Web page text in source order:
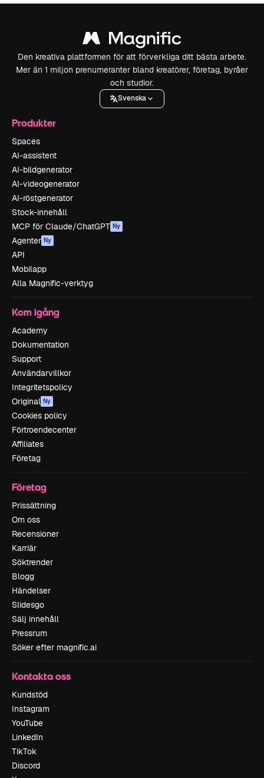
Den kreativa plattformen för att förverkliga ditt bästa arbete.
Mer än 1 miljon prenumeranter bland kreatörer, företag, byråer
och studior.
Svenska
Produkter
Spaces
AI-assistent
AI-bildgenerator
AI-videogenerator
AI-röstgenerator
Stock-innehåll
MCP för Claude/ChatGPT Ny
Agenter Ny
API
Mobilapp
Alla Magnific-verktyg
Kom igång
Academy
Dokumentation
Support
Användarvillkor
Integritetspolicy
Original Ny
Cookies policy
Förtroendecenter
Affiliates
Företag
Företag
Prissättning
Om oss
Recensioner
Karriär
Söktrender
Blogg
Händelser
Slidesgo
Sälj innehåll
Pressrum
Söker efter magnific.ai
Kontakta oss
Kundstöd
Instagram
YouTube
LinkedIn
TikTok
Discord